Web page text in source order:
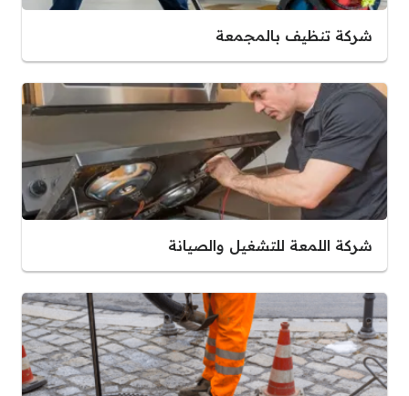
شركة تنظيف بالمجمعة
شركة اللمعة للتشغيل والصيانة